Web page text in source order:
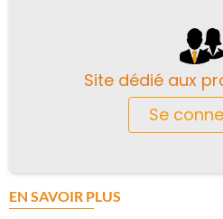
Site dédié aux
Se
EN SAVOIR PLUS